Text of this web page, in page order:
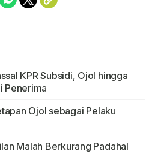
KPR Subsidi, Ojol hingga
Penerima
Ojol sebagai Pelaku
Malah Berkurang Padahal